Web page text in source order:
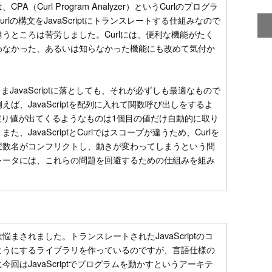
CPA（Curl Program Analyzer）というCurlのプログラ
の構文をJavaScriptにトランスレートする仕組みなので
ところは苦労しました。Curlには、便利な機能がたく
かった、あるいは知らなかった機能にも改めて気付か
JavaScriptに落としても、それが必ずしも最適なもので
ば、JavaScriptを配列に入れて関数呼び出しをするよ
値が出てくるようなものは1個目の値だけ自動的に取り
た、JavaScriptとCurlではスコープが違うため、Curlを
名がコンフリクトし、動きが変わってしまうという問
タには、これらの問題を回避するための仕組みを組み
まされました。トランスレートされたJavaScriptのコ
にするライブラリを作っているのですが、言語仕様の
回はJavaScriptでプログラムを動かすというアーキテ